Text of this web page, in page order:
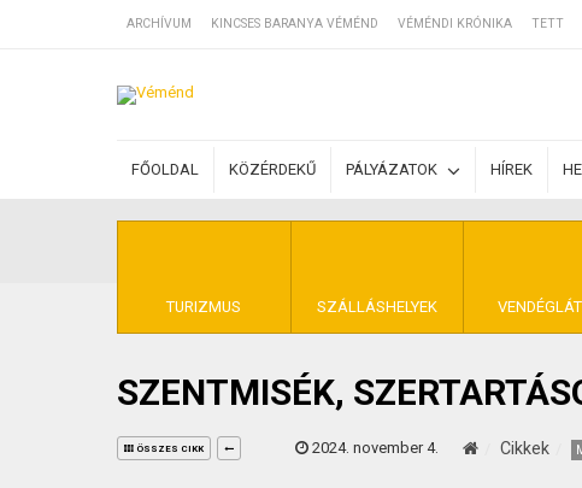
ARCHÍVUM KINCSES BARANYA VÉMÉND VÉMÉNDI KRÓNIKA TETT
FŐOLDAL KÖZÉRDEKŰ PÁLYÁZATOK HÍREK
TURIZMUS SZÁLLÁSHELYEK
SZÁLLÁSOK
BEJEGYZÉSEK
ÁLTALÁNOS
KINCSES
SZENTMISÉK,
ÖSSZES CIKK 2024. november 4. Cikkek